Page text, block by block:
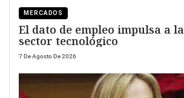
MERCADOS
El dato de empleo impulsa a
sector tecnológico
7 De Agosto De 2026